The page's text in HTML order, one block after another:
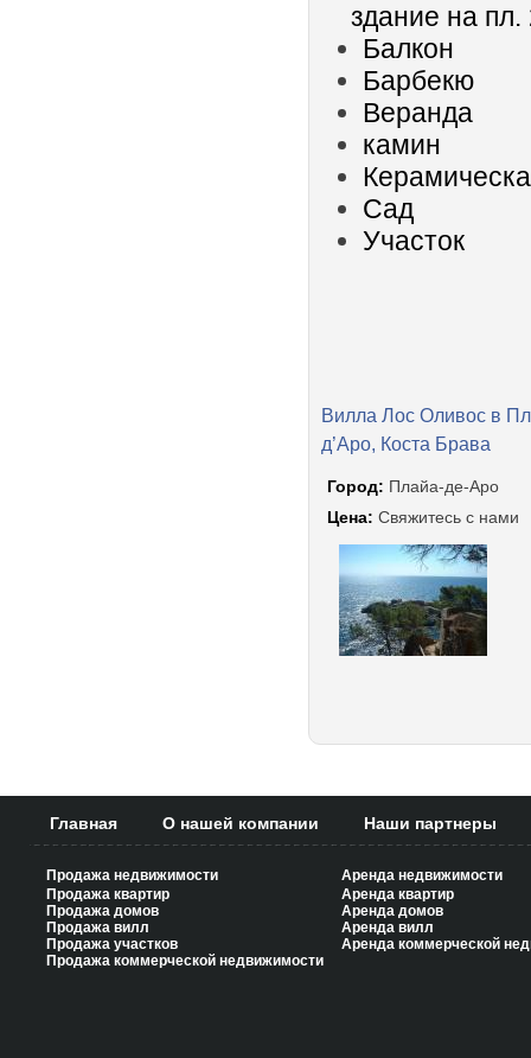
здание на
Балкон
Барбекю
Веранда
камин
Сад
Участок
Вилла Лос Оливос в
д’Аро, Коста Брава
Город: Плайа-де-Аро
Цена: Свяжитесь с нами
Главная О нашей компании Наши партнеры
Продажа недвижимости
Продажа квартир
Продажа домов
Продажа вилл
Продажа участков
Продажа коммерческой недвижимости
Аренда недвижимости
Аренда квартир
Аренда домов
Аренда вилл
Аренда коммерческой